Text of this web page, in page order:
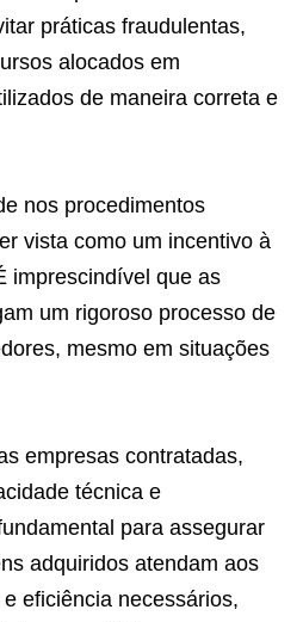
práticas fraudulentas,
alocados em
de maneira correta e
nos procedimentos
vista como um incentivo à
imprescindível que as
um rigoroso processo de
mesmo em situações
empresas contratadas,
técnica e
para assegurar
adquiridos atendam aos
eficiência necessários,